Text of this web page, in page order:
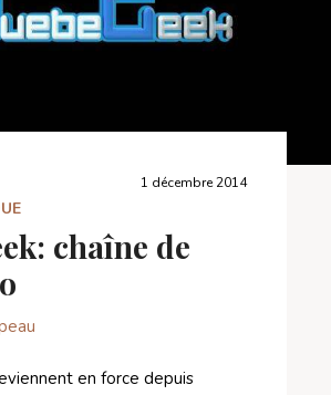
1 décembre 2014
chaîne de
en force depuis